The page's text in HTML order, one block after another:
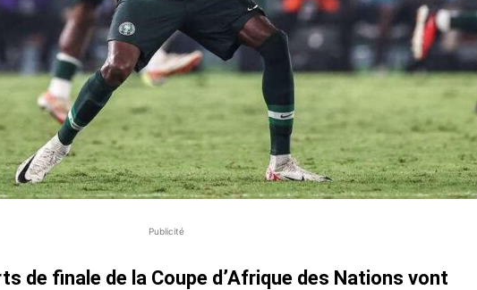
Publicité
de finale de la Coupe d’Afrique des Nations vont